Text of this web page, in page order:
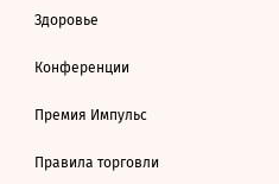
Здоровье
Конференции
Премия Импульс
Правила торговли